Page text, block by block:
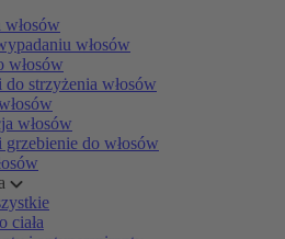
włosów
włosów
włosów
strzyżenia włosów
włosów
grzebienie do włosów
ciała